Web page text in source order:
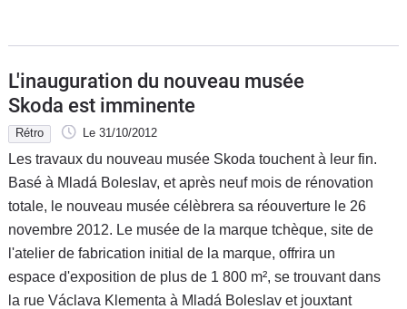
L'inauguration du nouveau musée
Skoda est imminente
Rétro Le 31/10/2012
Les travaux du nouveau musée Skoda touchent à leur fin.
Basé à Mladá Boleslav, et après neuf mois de rénovation
totale, le nouveau musée célèbrera sa réouverture le 26
novembre 2012. Le musée de la marque tchèque, site de
l'atelier de fabrication initial de la marque, offrira un
espace d'exposition de plus de 1 800 m², se trouvant dans
la rue Václava Klementa à Mladá Boleslav et jouxtant